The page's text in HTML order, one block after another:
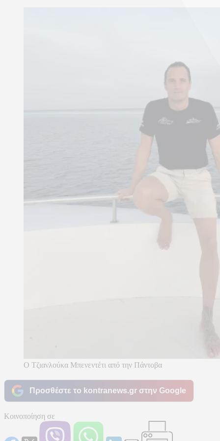
Ο Τζιανλούκα Μπενεντέτι από την Πάντοβα
Προσθέστε το kontranews.gr στην Google
Κοινοποίηση σε